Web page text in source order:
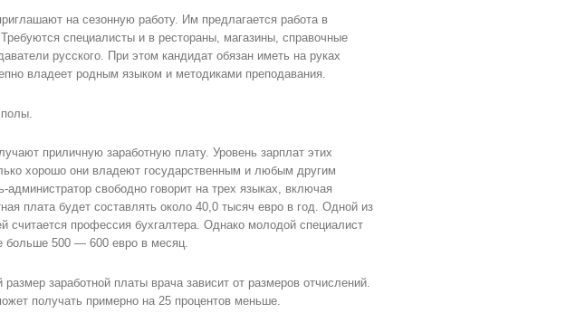
на сезонную работу. Им предлагается работа в
специалисты и в рестораны, магазины, справочные
русского. При этом кандидат обязан иметь на руках
владеет родным языком и методиками преподавания.
приличную заработную плату. Уровень зарплат этих
хорошо они владеют государственным и любым другим
свободно говорит на трех языках, включая
плата будет составлять около 40,0 тысяч евро в год. Одной из
считается профессия бухгалтера. Однако молодой специалист
больше 500 — 600 евро в месяц.
заработной платы врача зависит от размеров отчислений.
получать примерно на 25 процентов меньше.